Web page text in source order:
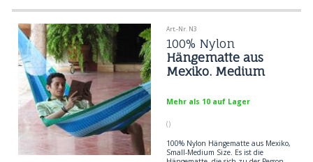
Art.-Nr. N3
100% Nylon
Hängematte aus
Mexiko. Medium
Mehr als 10 auf Lager
()
100% Nylon Hängematte aus Mexiko,
Small-Medium Size. Es ist die